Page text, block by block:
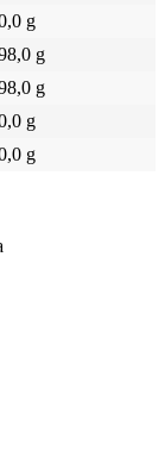
g
g
g
g
g